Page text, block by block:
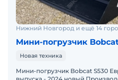
Нижний Новгород и ещё 14
Мини-погрузчик
Новая техника
Мини-погрузчик Bobcat S530